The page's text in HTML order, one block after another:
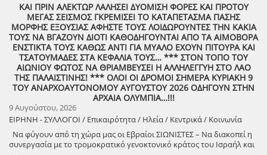
ευελπιστούμε να είναι μια συνάντηση ανθρώπων, μια κοινή ανάσα,
μια υπενθύμιση ότι ο πολιτισμός γεννιέται εκεί όπου μοιραζόμαστε,
ακούμε και δημιουργούμε μαζί. Την Δευτέρα 10 Αυγούστου, στις
21:00 , στήνουμε ξανά ένα Συμπόσιον Τέχνης, με «Ιστορίες και
Τραγούδια» , στον ξεχωριστό χώρο της πέτρινης εκκλησίας στα
Λαστέικα. Σας περιμένουμε κοντά μας! Γιάννης Κορίζης – Δημήτρης
Κορίζης Με την υποστήριξη του Δήμος Πύργου / Municipality Of
Pyrgos 2024 -2028
ΚΑΙ ΠΡΙΝ ΑΛΕΚΤΩΡ ΛΑΛΗΣΕΙ ΔΥΟΜΙΣΗ ΦΟΡΕΣ ΚΑΙ ΠΡΟΤΟΥ
ΜΕΓΑΣ ΣΕΙΣΜΟΣ ΓΚΡΕΜΙΣΕΙ ΤΟ ΚΑΤΑΠΕΤΑΣΜΑ ΠΑΣΗΣ
ΜΟΡΦΗΣ ΕΞΟΥΣΙΑΣ ΑΦΗΣΤΕ ΤΟΥΣ ΛΟΙΔΩΡΟΥΝΤΕΣ ΤΗΝ ΚΑΚΙΑ
ΤΟΥΣ ΝΑ ΒΓΑΖΟΥΝ ΔΙΟΤΙ ΚΑΘΟΔΗΓΟΥΝΤΑΙ ΑΠΟ ΤΑ ΑΙΜΟΒΟΡΑ
ΕΝΣΤΙΚΤΑ ΤΟΥΣ ΚΑΘΩΣ ΑΝΤΙ ΓΙΑ ΜΥΑΛΟ ΕΧΟΥΝ ΠΙΤΟΥΡΑ ΚΑΙ
ΤΣΑΤΟΥΜΑΔΕΣ ΣΤΑ ΚΕΦΑΛΙΑ ΤΟΥΣ… *** ΣΤΟΝ ΤΟΠΟ ΤΟΥ
ΑΙΩΝΙΟΥ ΦΩΤΟΣ ΝΑ ΘΡΙΑΜΒΕΥΣΕΙ Η ΑΛΛΗΛΕΓΓΥΗ ΣΤΟ ΛΑΟ
ΤΗΣ ΠΑΛΑΙΣΤΙΝΗΣ! *** ΟΛΟΙ ΟΙ ΔΡΟΜΟΙ ΣΗΜΕΡΑ ΚΥΡΙΑΚΗ 9
ΤΟΥ ΑΝΑΡΧΟΑΥΤΟΝΟΜΟΥ ΑΥΓΟΥΣΤΟΥ 2026 ΟΔΗΓΟΥΝ ΣΤΗΝ
ΑΡΧΑΙΑ ΟΛΥΜΠΙΑ…!!!
9 Αυγούστου, 2026
ΕΙΡΗΝΗ - ΣΥΛΛΟΓΟΙ / Επικαιρότητα / Ηλεία / Κεντρικά / Κοινωνία
Να φύγουν από τη χώρα μας οι Εβραίοι ΣΙΩΝΙΣΤΕΣ – Να διακοπεί η
συνεργασία με το τρομοκρατικό γενοκτονικό κράτος του Ισραήλ και